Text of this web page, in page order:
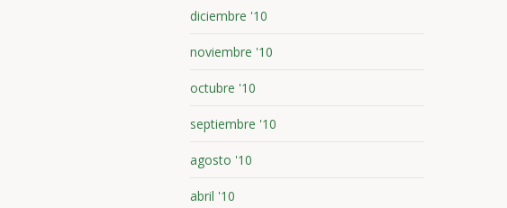
diciembre '10
noviembre '10
octubre '10
septiembre '10
agosto '10
abril '10